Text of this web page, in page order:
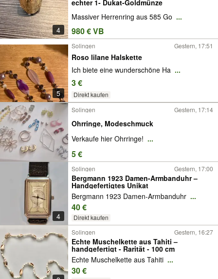
4
echter 1- Dukat-Goldmünze
Massiver Herrenring aus 585 Go ...
980 € VB
5
Solingen Gestern, 17:51
Roso lilane Halskette
Ich biete eine wunderschöne Ha ...
3 €
Direkt kaufen
Solingen
Gestern, 17:14
Ohrringe, Modeschmuck
Verkaufe hier Ohrringe! ...
5 €
4
Solingen Gestern, 17:00
Bergmann 1923 Damen-Armbanduhr –
Handgefertigtes Unikat
Bergmann 1923 Damen-Armbanduhr ...
40 €
Direkt kaufen
Solingen Gestern, 16:27
Echte Muschelkette aus Tahiti –
handgefertigt - Rarität - 100 cm
Echte Muschelkette aus Tahiti ...
30 €